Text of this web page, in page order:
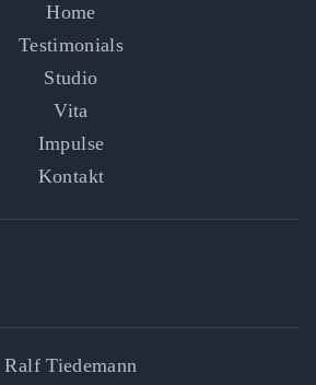
Home
Testimonials
Studio
Vita
Impulse
Kontakt
Ralf Tiedemann